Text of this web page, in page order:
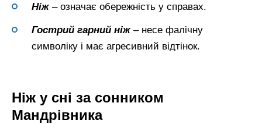
Ніж – означає обережність у справах.
Гострий гарний ніж – несе фалічну
символіку і має агресивний відтінок.
Ніж у сні за сонником
Мандрівника